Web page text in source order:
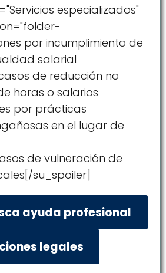
especializados"
por incumplimiento de
salarial
de reducción no
horas o salarios
por prácticas
en el lugar de
de vulneración de
su_spoiler]
ayuda profesional
legales